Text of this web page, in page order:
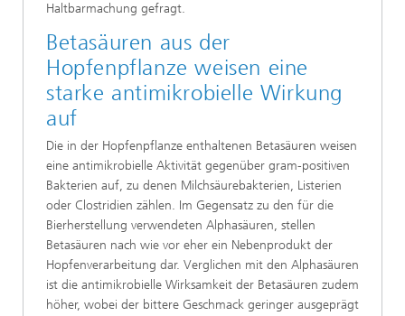
Haltbarmachung gefragt.
Betasäuren aus der
Hopfenpflanze weisen eine
starke antimikrobielle Wirkung
auf
Die in der Hopfenpflanze enthaltenen Betasäuren weisen
eine antimikrobielle Aktivität gegenüber gram-positiven
Bakterien auf, zu denen Milchsäurebakterien, Listerien
oder Clostridien zählen. Im Gegensatz zu den für die
Bierherstellung verwendeten Alphasäuren, stellen
Betasäuren nach wie vor eher ein Nebenprodukt der
Hopfenverarbeitung dar. Verglichen mit den Alphasäuren
ist die antimikrobielle Wirksamkeit der Betasäuren zudem
höher, wobei der bittere Geschmack geringer ausgeprägt